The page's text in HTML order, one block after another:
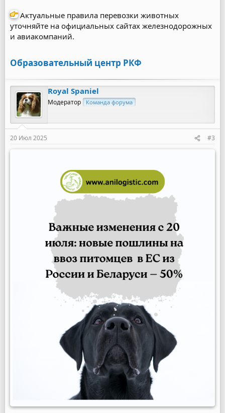
Актуальные правила перевозки животных
уточняйте на официальных сайтах железнодорожных
и авиакомпаний.
Образовательный центр РКФ
Royal Spaniel
Модератор Команда форума
20 Июл 2025 #3